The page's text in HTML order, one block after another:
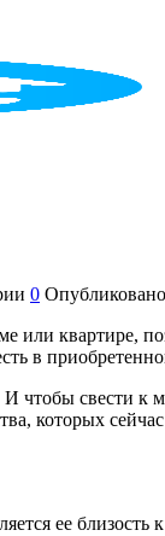
0 Опубликовано
квартире,
в
чтобы свести
которых
ее близость